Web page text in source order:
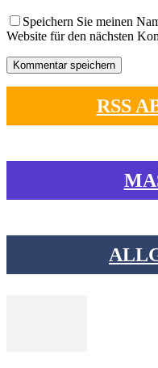
Speichern Sie meinen
Website für den nächsten
RSS